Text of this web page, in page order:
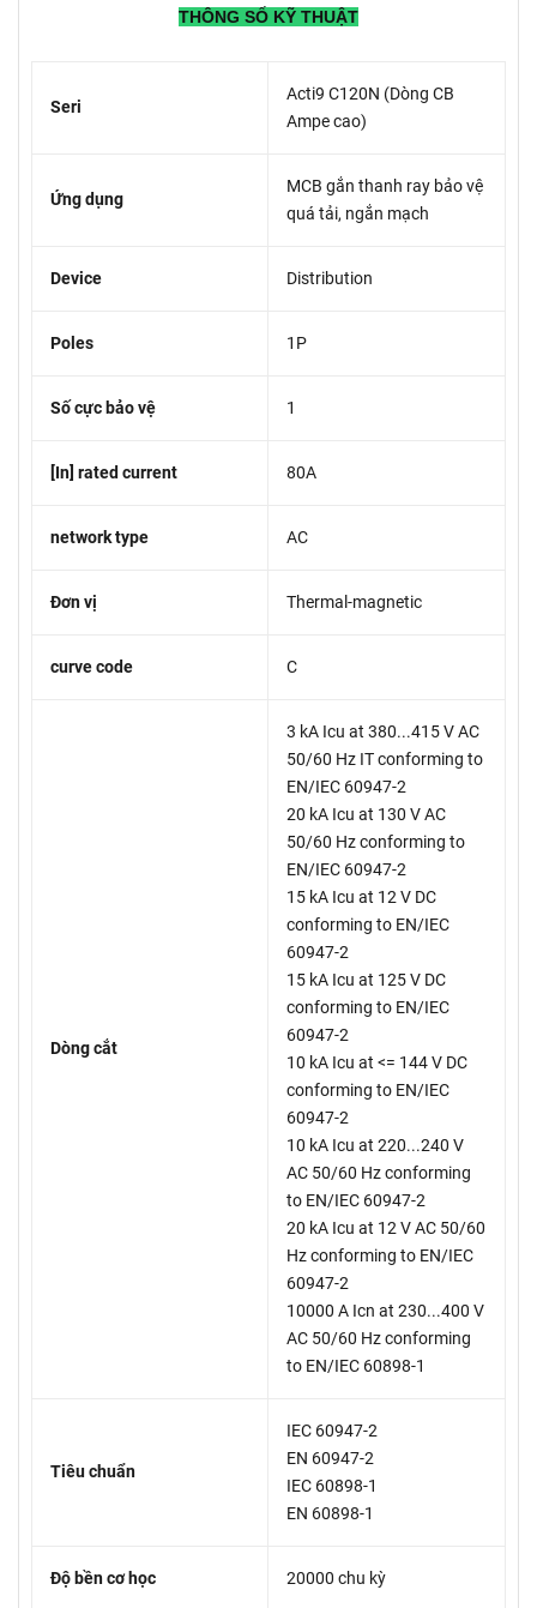
THÔNG SỐ KỸ THUẬT
Seri
Acti9 C120N (Dòng CB
Ampe cao)
Ứng dụng
MCB gắn thanh ray bảo vệ
quá tải, ngắn mạch
Device Distribution
Poles 1P
Số cực bảo vệ 1
[In] rated current 80A
network type AC
Đơn vị Thermal-magnetic
curve code C
Dòng cắt
3 kA Icu at 380...415 V AC
50/60 Hz IT conforming to
EN/IEC 60947-2
20 kA Icu at 130 V AC
50/60 Hz conforming to
EN/IEC 60947-2
15 kA Icu at 12 V DC
conforming to EN/IEC
60947-2
15 kA Icu at 125 V DC
conforming to EN/IEC
60947-2
10 kA Icu at <= 144 V DC
conforming to EN/IEC
60947-2
10 kA Icu at 220...240 V
AC 50/60 Hz conforming
to EN/IEC 60947-2
20 kA Icu at 12 V AC 50/60
Hz conforming to EN/IEC
60947-2
10000 A Icn at 230...400 V
AC 50/60 Hz conforming
to EN/IEC 60898-1
Tiêu chuẩn
IEC 60947-2
EN 60947-2
IEC 60898-1
EN 60898-1
Độ bền cơ học 20000 chu kỳ